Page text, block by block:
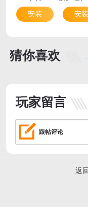
安装 安装
猜你喜欢
玩家留言
跟帖评论
返